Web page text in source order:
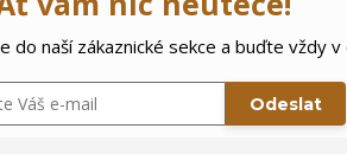
do naší zákaznické sekce a buďte vždy v
Odeslat